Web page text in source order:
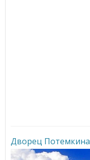
Дворец Потемкина